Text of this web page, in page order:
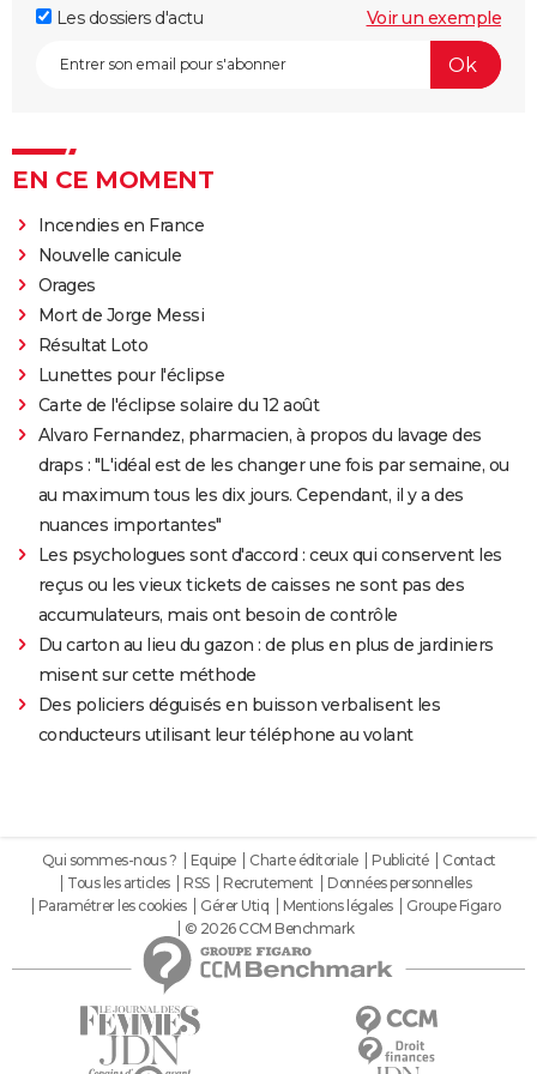
Les dossiers d'actu
Voir un exemple
EN CE MOMENT
Incendies en France
Nouvelle canicule
Orages
Mort de Jorge Messi
Résultat Loto
Lunettes pour l'éclipse
Carte de l'éclipse solaire du 12 août
Alvaro Fernandez, pharmacien, à propos du lavage des
draps : "L'idéal est de les changer une fois par semaine, ou
au maximum tous les dix jours. Cependant, il y a des
nuances importantes"
Les psychologues sont d'accord : ceux qui conservent les
reçus ou les vieux tickets de caisses ne sont pas des
accumulateurs, mais ont besoin de contrôle
Du carton au lieu du gazon : de plus en plus de jardiniers
misent sur cette méthode
Des policiers déguisés en buisson verbalisent les
conducteurs utilisant leur téléphone au volant
Qui sommes-nous ? Equipe Charte éditoriale Publicité
Contact
Tous les articles
RSS Recrutement
Données personnelles
Paramétrer les cookies
Gérer Utiq Mentions légales
Groupe Figaro
© 2026 CCM Benchmark